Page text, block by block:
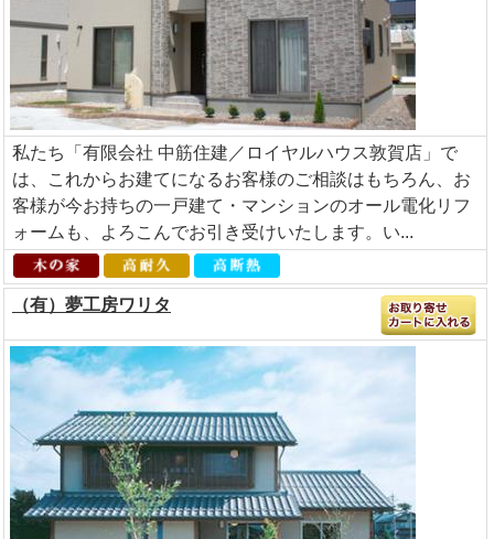
私たち「有限会社 中筋住建／ロイヤルハウス敦賀店」で
は、これからお建てになるお客様のご相談はもちろん、お
客様が今お持ちの一戸建て・マンションのオール電化リフ
ォームも、よろこんでお引き受けいたします。い...
（有）夢工房ワリタ